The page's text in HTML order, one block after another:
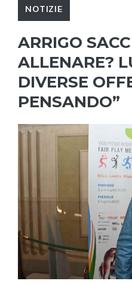
NOTIZIE
ARRIGO
ALLENARE?
DIVERSE
PENSANDO”